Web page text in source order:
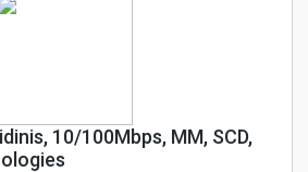
10/100Mbps, MM, SCD,